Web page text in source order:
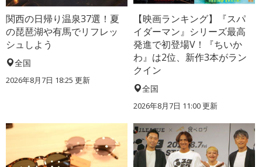
関西の日帰り温泉37選！夏
の琵琶湖や有馬でリフレッ
シュしよう
全国
2026年8月7日 18:25 更新
【映画ランキング】『スパ
イダーマン』シリーズ最高
発進で初登場V！『ちいか
わ』は2位、新作3本がラン
クイン
全国
2026年8月7日 11:00更新